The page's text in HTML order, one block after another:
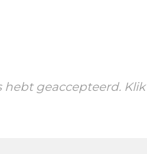
hebt geaccepteerd. Klik